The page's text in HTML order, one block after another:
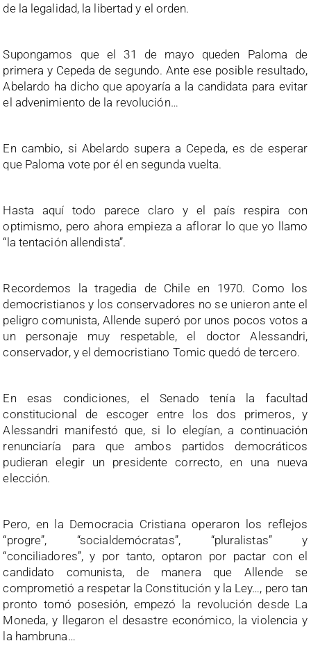
de la legalidad, la libertad y el orden.
Supongamos que el 31 de mayo queden Paloma de
primera y Cepeda de segundo. Ante ese posible resultado,
Abelardo ha dicho que apoyaría a la candidata para evitar
el advenimiento de la revolución…
En cambio, si Abelardo supera a Cepeda, es de esperar
que Paloma vote por él en segunda vuelta.
Hasta aquí todo parece claro y el país respira con
optimismo, pero ahora empieza a aflorar lo que yo llamo
“la tentación allendista”.
Recordemos la tragedia de Chile en 1970. Como los
democristianos y los conservadores no se unieron ante el
peligro comunista, Allende superó por unos pocos votos a
un personaje muy respetable, el doctor Alessandri,
conservador, y el democristiano Tomic quedó de tercero.
En esas condiciones, el Senado tenía la facultad
constitucional de escoger entre los dos primeros, y
Alessandri manifestó que, si lo elegían, a continuación
renunciaría para que ambos partidos democráticos
pudieran elegir un presidente correcto, en una nueva
elección.
Pero, en la Democracia Cristiana operaron los reflejos
“progre”, “socialdemócratas”, “pluralistas” y
“conciliadores”, y por tanto, optaron por pactar con el
candidato comunista, de manera que Allende se
comprometió a respetar la Constitución y la Ley…, pero tan
pronto tomó posesión, empezó la revolución desde La
Moneda, y llegaron el desastre económico, la violencia y
la hambruna…